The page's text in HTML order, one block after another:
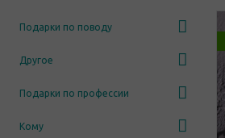
Подарки по поводу
Другое
Подарки по профессии
Кому